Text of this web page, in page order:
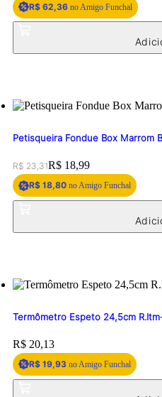
R$ 62,36 no Amigo Funchal
Petisqueira Fondue Box Marrom
Original price:
R$ 23,31Price:
R$ 18,99
R$ 18,80 no Amigo Funchal
Termômetro Espeto 24,5cm
Price:
R$ 20,13
R$ 19,93 no Amigo Funchal